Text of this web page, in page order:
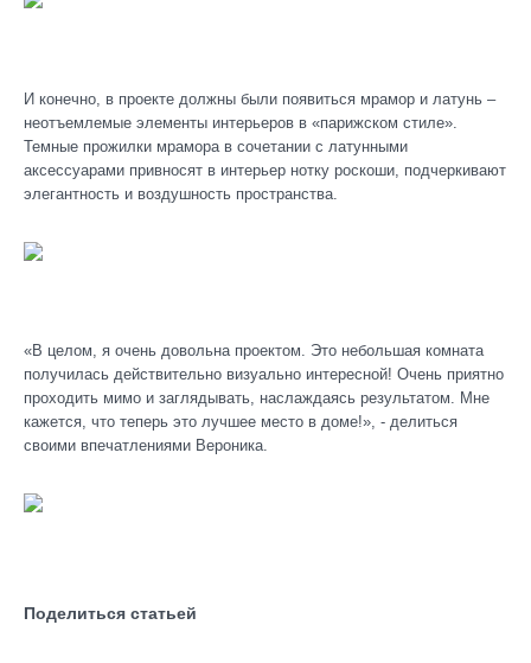
И конечно, в проекте должны были появиться мрамор и латунь –
неотъемлемые элементы интерьеров в «парижском стиле».
Темные прожилки мрамора в сочетании с латунными
аксессуарами привносят в интерьер нотку роскоши, подчеркивают
элегантность и воздушность пространства.
«В целом, я очень довольна проектом. Это небольшая комната
получилась действительно визуально интересной! Очень приятно
проходить мимо и заглядывать, наслаждаясь результатом. Мне
кажется, что теперь это лучшее место в доме!», - делиться
своими впечатлениями Вероника.
Поделиться статьей